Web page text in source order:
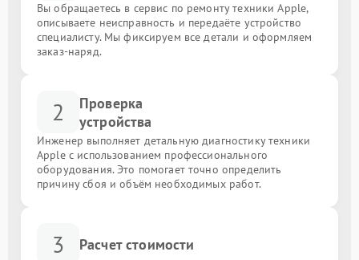
Вы обращаетесь в сервис по ремонту техники Apple,
описываете неисправность и передаёте устройство
специалисту. Мы фиксируем все детали и оформляем
заказ-наряд.
2
Проверка
устройства
Инженер выполняет детальную диагностику техники
Apple с использованием профессионального
оборудования. Это помогает точно определить
причину сбоя и объём необходимых работ.
3 Расчет стоимости